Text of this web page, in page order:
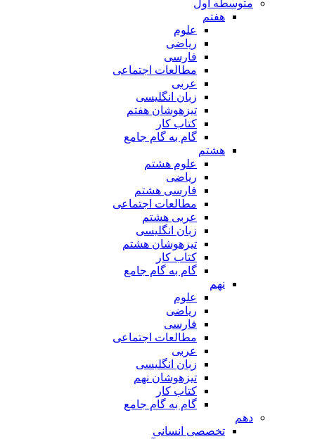
متوسطه اول
هفتم
علوم
ریاضی
فارسی
مطالعات اجتماعی
عربی
زبان انگلیسی
تیزهوشان هفتم
کتاب کار
گام به گام جامع
هشتم
علوم هشتم
ریاضی
فارسی هشتم
مطالعات اجتماعی
عربی هشتم
زبان انگلیسی
تیزهوشان هشتم
کتاب کار
گام به گام جامع
نهم
علوم
ریاضی
فارسی
مطالعات اجتماعی
عربی
زبان انگلیسی
تیزهوشان نهم
کتاب کار
گام به گام جامع
دهم
تخصصی انسانی